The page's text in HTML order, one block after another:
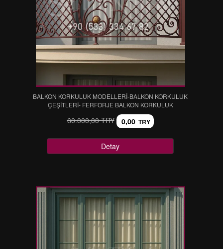
BALKON KORKULUK MODELLERİ-BALKON KORKULUK
ÇEŞİTLERİ- FERFORJE BALKON KORKULUK
60.000,00 TRY 0,00 TRY
Detay